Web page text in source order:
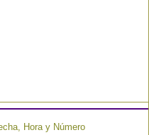
Hora y Número